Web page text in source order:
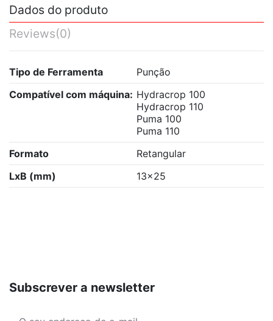
Dados do produto
Reviews(0)
Tipo de Ferramenta
Punção
Compatível com máquina: Hydracrop 100
Hydracrop 110
Puma 100
Puma 110
Formato
Retangular
LxB (mm)
13x25
Subscrever a newsletter